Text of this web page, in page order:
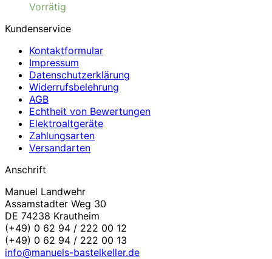
Vorrätig
Kundenservice
Kontaktformular
Impressum
Datenschutzerklärung
Widerrufsbelehrung
AGB
Echtheit von Bewertungen
Elektroaltgeräte
Zahlungsarten
Versandarten
Anschrift
Manuel Landwehr
Assamstadter Weg 30
DE 74238 Krautheim
(+49) 0 62 94 / 222 00 12
(+49) 0 62 94 / 222 00 13
info@manuels-bastelkeller.de